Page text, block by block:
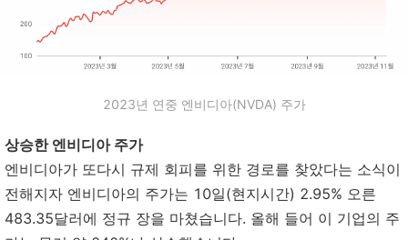
2023년 연중 엔비디아(NVDA) 주가
상승한 엔비디아 주가
엔비디아가 또다시 규제 회피를 위한 경로를 찾았다는 소식이
전해지자 엔비디아의 주가는 10일(현지시간) 2.95% 오른
483.35달러에 정규 장을 마쳤습니다. 올해 들어 이 기업의 주